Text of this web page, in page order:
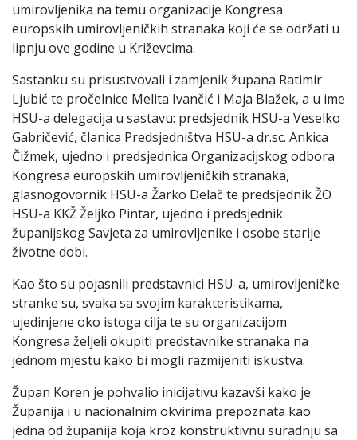
umirovljenika na temu organizacije Kongresa
europskih umirovljeničkih stranaka koji će se održati u
lipnju ove godine u Križevcima.
Sastanku su prisustvovali i zamjenik župana Ratimir
Ljubić te pročelnice Melita Ivančić i Maja Blažek, a u ime
HSU-a delegacija u sastavu: predsjednik HSU-a Veselko
Gabričević, članica Predsjedništva HSU-a dr.sc. Ankica
Čižmek, ujedno i predsjednica Organizacijskog odbora
Kongresa europskih umirovljeničkih stranaka,
glasnogovornik HSU-a Žarko Delač te predsjednik ŽO
HSU-a KKŽ Željko Pintar, ujedno i predsjednik
županijskog Savjeta za umirovljenike i osobe starije
životne dobi.
Kao što su pojasnili predstavnici HSU-a, umirovljeničke
stranke su, svaka sa svojim karakteristikama,
ujedinjene oko istoga cilja te su organizacijom
Kongresa željeli okupiti predstavnike stranaka na
jednom mjestu kako bi mogli razmijeniti iskustva.
Župan Koren je pohvalio inicijativu kazavši kako je
Županija i u nacionalnim okvirima prepoznata kao
jedna od županija koja kroz konstruktivnu suradnju sa